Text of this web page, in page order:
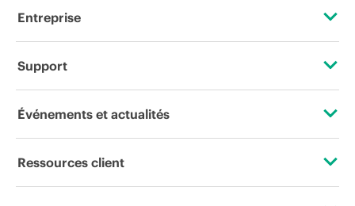
Entreprise
À propos de HPE
Responsabilité d’entreprise
Support
Services d’assistance opérationnelle (OSS)
Événements et actualités
Événements
Ressources client